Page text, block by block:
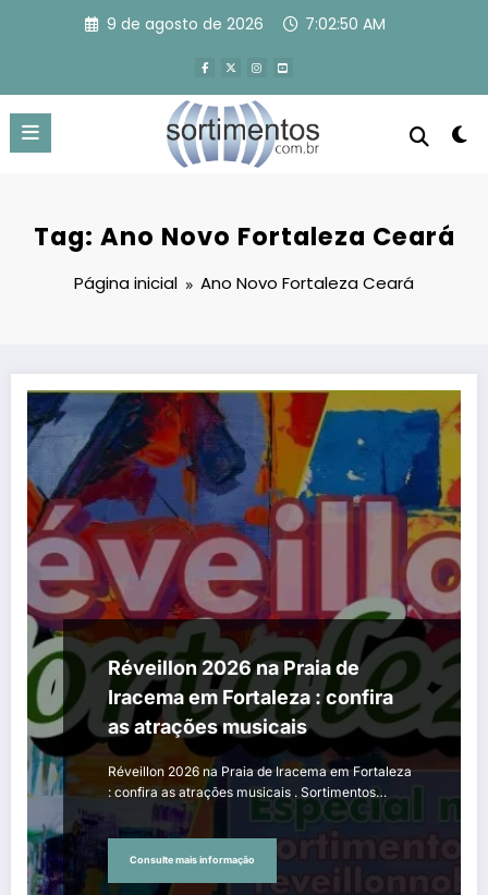
9 de agosto de 2026 7:02:51 AM
Tag: Ano Novo Fortaleza Ceará
Página inicial Ano Novo Fortaleza Ceará
Réveillon 2026 na Praia de
Iracema em Fortaleza : confira
as atrações musicais
Réveillon 2026 na Praia de Iracema em Fortaleza
: confira as atrações musicais . Sortimentos…
Consulte mais informação